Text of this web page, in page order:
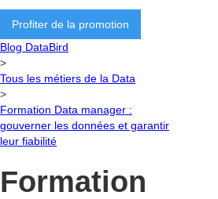
Profiter de la promotion
Blog DataBird
>
Tous les métiers de la Data
>
Formation Data manager :
gouverner les données et garantir
leur fiabilité
Formation